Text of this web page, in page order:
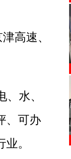
高速、
水、
、可办
。